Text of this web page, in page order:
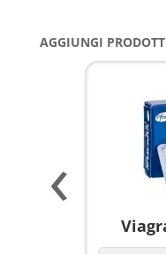
AGGIUNGI
‹